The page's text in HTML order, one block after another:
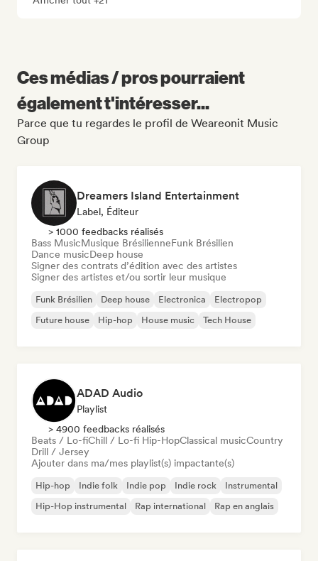
Ces médias / pros pourraient
également t'intéresser...
Parce que tu regardes le profil de Weareonit Music
Group
Dreamers Island Entertainment
Label, Éditeur
> 1000 feedbacks réalisés
Bass MusicMusique BrésilienneFunk Brésilien
Dance musicDeep house
Signer des contrats d’édition avec des artistes
Signer des artistes et/ou sortir leur musique
Funk Brésilien Deep house Electronica
Electropop
Future house
Hip-hop House music Tech House
ADAD Audio
Playlist
> 4900 feedbacks réalisés
Beats / Lo-fiChill / Lo-fi Hip-HopClassical musicCountry
Drill / Jersey
Ajouter dans ma/mes playlist(s) impactante(s)
Hip-hop Indie folk Indie pop Indie rock
Instrumental
Hip-Hop instrumental
Rap international Rap en anglais